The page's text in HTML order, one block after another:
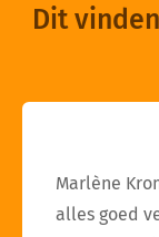
Dit
Marlène
alles goed